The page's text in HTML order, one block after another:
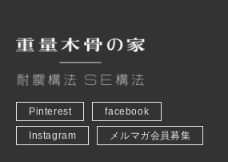
Pinterest facebook
Instagram メルマガ会員募集